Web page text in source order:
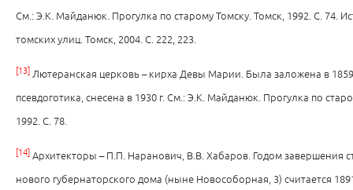
См.: Э.К. Майданюк. Прогулка по старому Томску. Томск, 1992. С. 74.
томских улиц. Томск, 2004. С. 222, 223.
[13] Лютеранская церковь – кирха Девы Марии. Была заложена в 1859
псевдоготика, снесена в 1930 г. См.: Э.К. Майданюк. Прогулка по
1992. С. 78.
[14] Архитекторы – П.П. Наранович, В.В. Хабаров. Годом завершения
нового губернаторского дома (ныне Новособорная, 3) считается